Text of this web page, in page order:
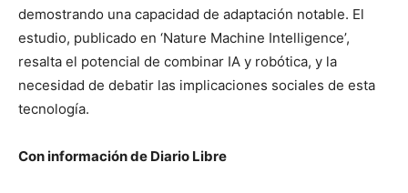
demostrando una capacidad de adaptación notable. El
estudio, publicado en ‘Nature Machine Intelligence’,
resalta el potencial de combinar IA y robótica, y la
necesidad de debatir las implicaciones sociales de esta
tecnología.
Con información de Diario Libre